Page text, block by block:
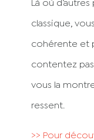
Là où
classique,
cohérente et
contentez
vous la
ressent.
>> Pour